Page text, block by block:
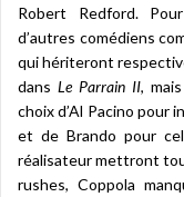
Robert Redford.
d’autres comédiens
qui hériteront
dans Le Parrain II,
choix d’Al Pacino pour
et de Brando pour
réalisateur mettront
rushes, Coppola